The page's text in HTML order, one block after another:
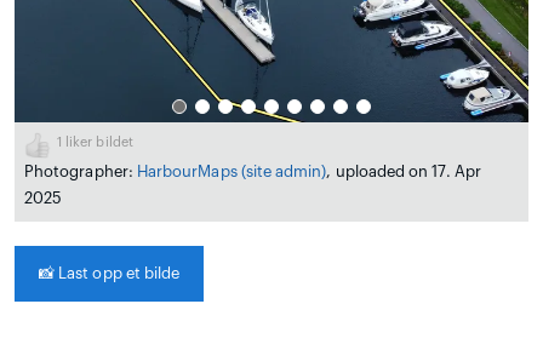
1 liker bildet
Photographer: HarbourMaps (site admin), uploaded on 17. Apr
2025
📸 Last opp et bilde